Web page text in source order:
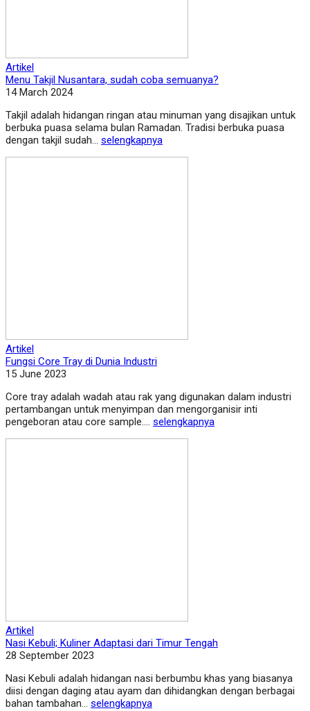
Artikel
Menu Takjil Nusantara, sudah coba semuanya?
14 March 2024
Takjil adalah hidangan ringan atau minuman yang disajikan untuk
berbuka puasa selama bulan Ramadan. Tradisi berbuka puasa
dengan takjil sudah... selengkapnya
Artikel
Fungsi Core Tray di Dunia Industri
15 June 2023
Core tray adalah wadah atau rak yang digunakan dalam industri
pertambangan untuk menyimpan dan mengorganisir inti
pengeboran atau core sample.... selengkapnya
Artikel
Nasi Kebuli; Kuliner Adaptasi dari Timur Tengah
28 September 2023
Nasi Kebuli adalah hidangan nasi berbumbu khas yang biasanya
diisi dengan daging atau ayam dan dihidangkan dengan berbagai
bahan tambahan... selengkapnya